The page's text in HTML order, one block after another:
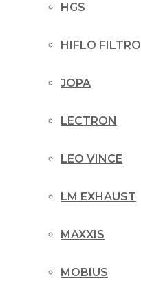
HGS
HIFLO FILTRO
JOPA
LECTRON
LEO VINCE
LM EXHAUST
MAXXIS
MOBIUS